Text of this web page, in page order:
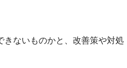
きないものかと、改善策や対処